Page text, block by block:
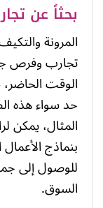
بحثاً عن
المرونة
تجارب وفرص
الوقت
حد سواء هذه
المثال، يمكن
بنماذج
للوصول إلى
السوق.